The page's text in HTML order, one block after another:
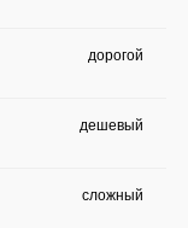
дорогой
дешевый
сложный